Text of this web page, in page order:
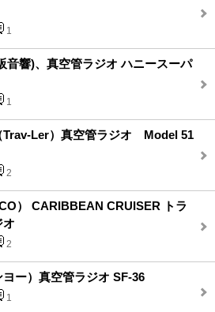
1
音響)、真空管ラジオ ハニースーパ
1
Trav-Ler）真空管ラジオ Model 51
2
） CARIBBEAN CRUISER トラ
オ
2
ー）真空管ラジオ SF-36
1